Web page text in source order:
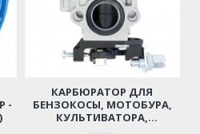
-
КАРБЮРАТОР ДЛЯ
БЕНЗОКОСЫ, МОТОБУРА,
КУЛЬТИВАТОРА,